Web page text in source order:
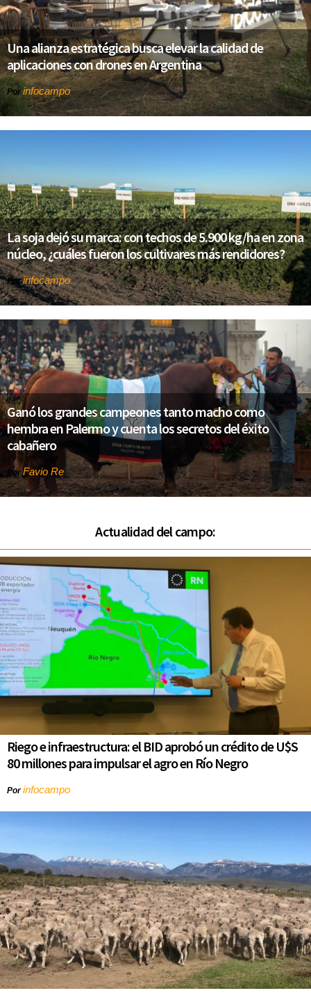
Una alianza estratégica busca elevar la calidad de
aplicaciones con drones en Argentina
Por infocampo
La soja dejó su marca: con techos de 5.900 kg/ha en zona
núcleo, ¿cuáles fueron los cultivares más rendidores?
Porinfocampo
Ganó los grandes campeones tanto macho como
hembra en Palermo y cuenta los secretos del éxito
cabañero
PorFavio Re
Actualidad del campo:
Riego e infraestructura: el BID aprobó un crédito de U$S
80 millones para impulsar el agro en Río Negro
Porinfocampo